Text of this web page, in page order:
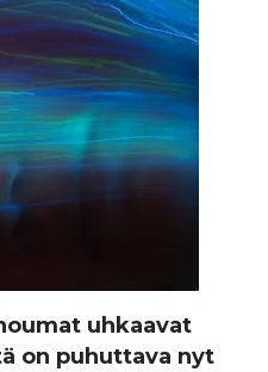
uhkaavat
on puhuttava nyt